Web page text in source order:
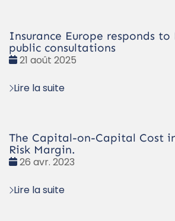
Insurance Europe responds to
public consultations
Date
21 août 2025
Lire la suite
The Capital-on-Capital Cost
Risk Margin.
Date
26 avr. 2023
Lire la suite